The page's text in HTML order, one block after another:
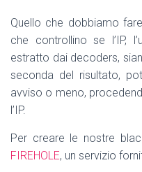
Quello che dobbiamo
che controllino se l’IP,
estratto dai decoders,
seconda del risultato,
avviso o meno,
l’IP.
Per creare le nostre
FIREHOLE, un servizio